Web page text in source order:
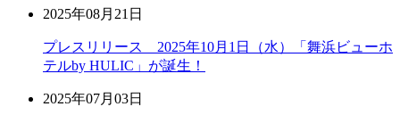
2025年08月21日
プレスリリース 2025年10月1日（水）「舞浜ビューホ
テルby HULIC」が誕生！
2025年07月03日